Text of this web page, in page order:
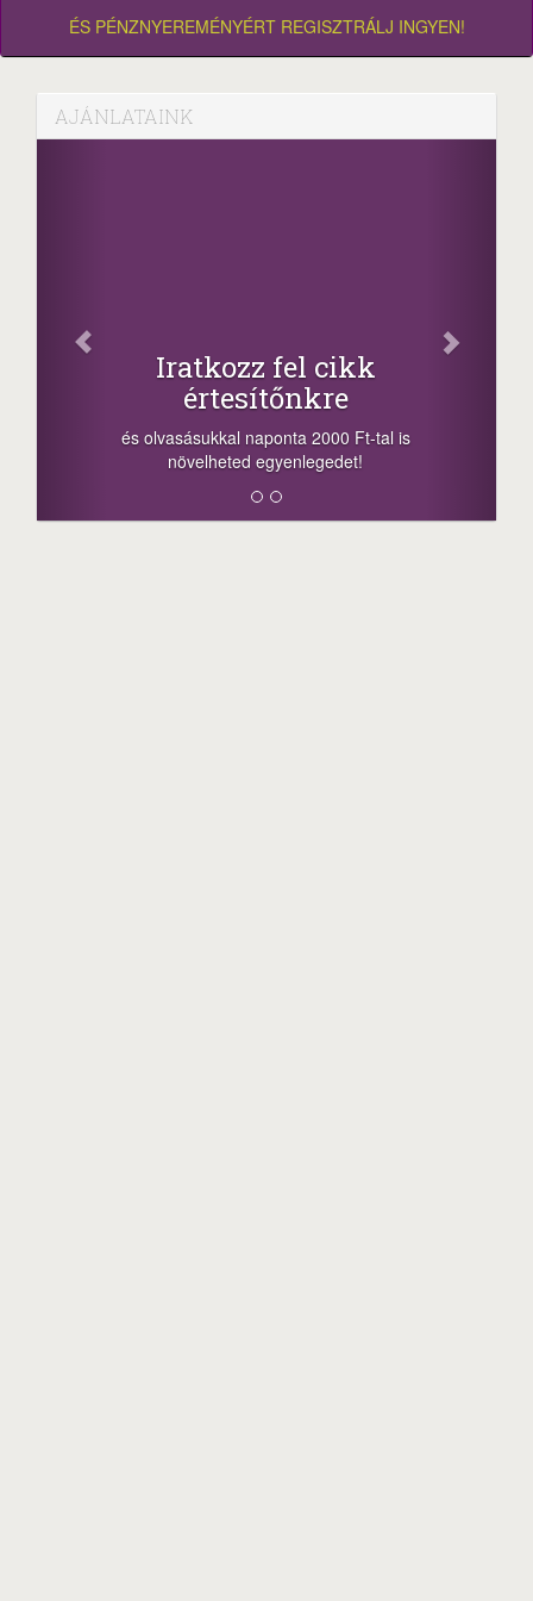
ÉS PÉNZNYEREMÉNYÉRT REGISZTRÁLJ INGYEN!
AJÁNLATAINK
+1.000.000 Ft...
-nyeremény növelés jár a szerencsésnek
a sorsolás napján! A cikkek alján találsz
megosztási lehetőséget. Lájkolj is minket!